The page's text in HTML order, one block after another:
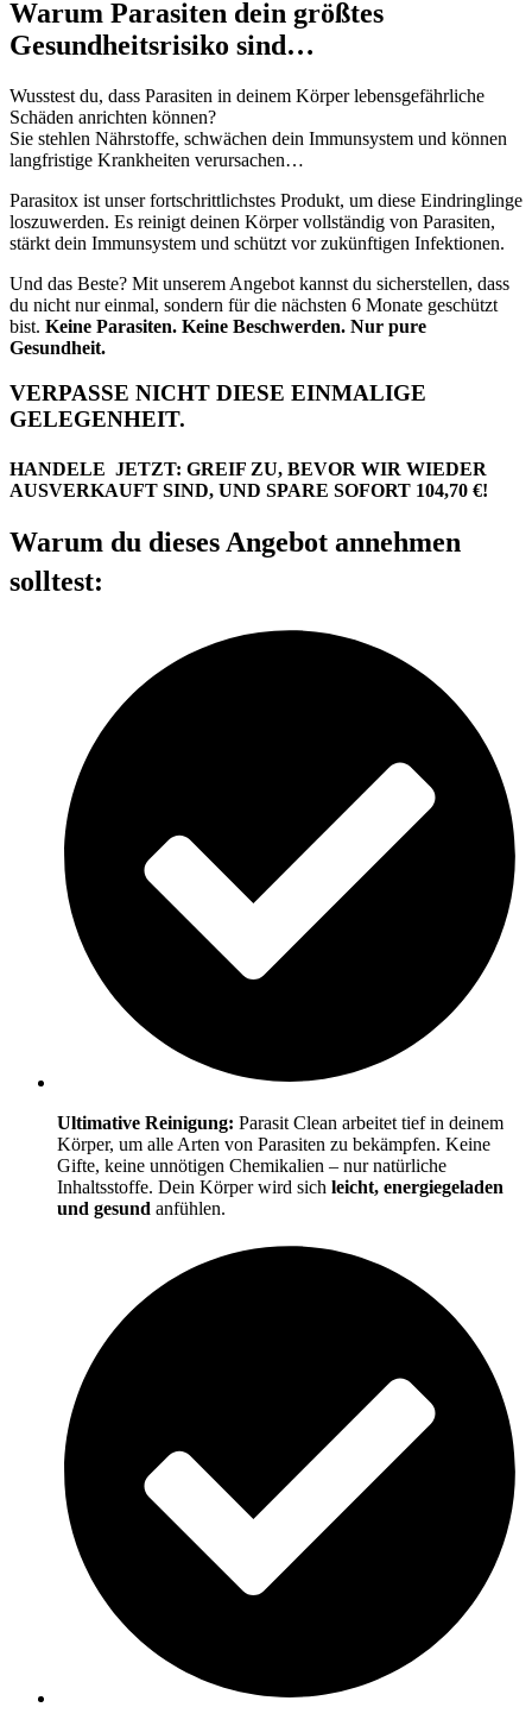
Warum Parasiten dein größtes
Gesundheitsrisiko sind…
Wusstest du, dass Parasiten in deinem Körper lebensgefährliche
Schäden anrichten können?
Sie stehlen Nährstoffe, schwächen dein Immunsystem und können
langfristige Krankheiten verursachen…
Parasitox ist unser fortschrittlichstes Produkt, um diese Eindringlinge
loszuwerden. Es reinigt deinen Körper vollständig von Parasiten,
stärkt dein Immunsystem und schützt vor zukünftigen Infektionen.
Und das Beste? Mit unserem Angebot kannst du sicherstellen, dass
du nicht nur einmal, sondern für die nächsten 6 Monate geschützt
bist. Keine Parasiten. Keine Beschwerden. Nur pure
Gesundheit.
VERPASSE NICHT DIESE EINMALIGE
GELEGENHEIT.
HANDELE JETZT: GREIF ZU, BEVOR WIR WIEDER
AUSVERKAUFT SIND, UND SPARE SOFORT 104,70 €!
Warum du dieses Angebot annehmen
solltest:
Ultimative Reinigung: Parasit Clean arbeitet tief in deinem
Körper, um alle Arten von Parasiten zu bekämpfen. Keine
Gifte, keine unnötigen Chemikalien – nur natürliche
Inhaltsstoffe. Dein Körper wird sich leicht, energiegeladen
und gesund anfühlen.